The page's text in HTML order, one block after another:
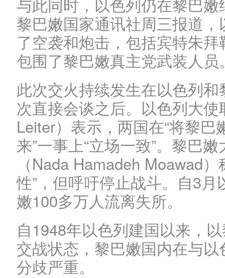
黎巴嫩国家通讯社周三报道
了空袭和炮击，包括宾特朱
包围了黎巴嫩真主党武装人员
此次交火持续发生在以色列
次直接会谈之后。以色列大
Leiter）表示，两国在“将黎
来”一事上“立场一致”。黎巴
（Nada Hamadeh Moawad
性”，但呼吁停止战斗。自3
嫩100多万人流离失所。
自1948年以色列建国以来，
交战状态，黎巴嫩国内在与
分歧严重。